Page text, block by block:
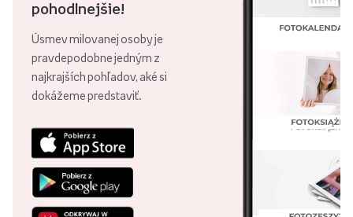
pohodlnejšie!
Úsmev milovanej osoby je
pravdepodobne jedným z
najkrajších pohľadov, aké si
dokážeme predstaviť.